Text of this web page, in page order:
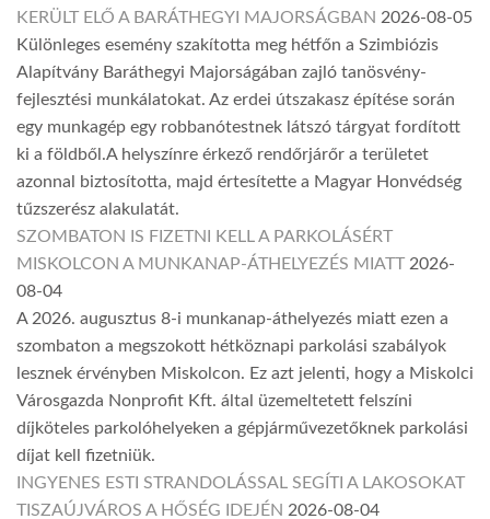
KERÜLT ELŐ A BARÁTHEGYI MAJORSÁGBAN 2026-08-05
Különleges esemény szakította meg hétfőn a Szimbiózis
Alapítvány Baráthegyi Majorságában zajló tanösvény-
fejlesztési munkálatokat. Az erdei útszakasz építése során
egy munkagép egy robbanótestnek látszó tárgyat fordított
ki a földből.A helyszínre érkező rendőrjárőr a területet
azonnal biztosította, majd értesítette a Magyar Honvédség
tűzszerész alakulatát.
SZOMBATON IS FIZETNI KELL A PARKOLÁSÉRT
MISKOLCON A MUNKANAP-ÁTHELYEZÉS MIATT 2026-
08-04
A 2026. augusztus 8-i munkanap-áthelyezés miatt ezen a
szombaton a megszokott hétköznapi parkolási szabályok
lesznek érvényben Miskolcon. Ez azt jelenti, hogy a Miskolci
Városgazda Nonprofit Kft. által üzemeltetett felszíni
díjköteles parkolóhelyeken a gépjárművezetőknek parkolási
díjat kell fizetniük.
INGYENES ESTI STRANDOLÁSSAL SEGÍTI A LAKOSOKAT
TISZAÚJVÁROS A HŐSÉG IDEJÉN 2026-08-04